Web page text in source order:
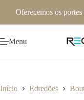
Oferecemos os
Menu
Início Edredões